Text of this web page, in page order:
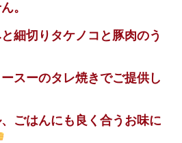
。
細切りタケノコと豚肉のう
スーのタレ焼きでご提供し
ごはんにも良く合うお味に